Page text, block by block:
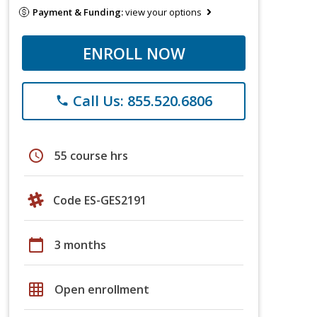
Payment & Funding:view your options
ENROLL NOW
phone Call Us: 855.520.6806
schedule 55 course hrs
Code ES-GES2191
calendar_today 3 months
grid_on Open enrollment